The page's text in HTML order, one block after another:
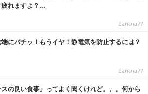
れますよ？...
banana77
にバチッ！もうイヤ！静電気を防止するには？
banana77
スの良い食事」ってよく聞くけれど。。。何から